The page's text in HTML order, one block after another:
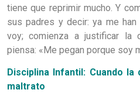
tiene que reprimir mucho. Y
sus padres y decir: ya me
voy; comienza a justificar la
piensa: «Me pegan porque soy
Disciplina Infantil: Cuando
maltrato